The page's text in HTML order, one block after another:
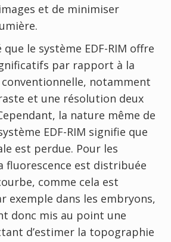
et de minimiser
le système EDF-RIM offre
par rapport à la
conventionnelle, notamment
et une résolution deux
la nature même de
EDF-RIM signifie que
est perdue. Pour les
fluorescence est distribuée
comme cela est
exemple dans les embryons,
donc mis au point une
d’estimer la topographie